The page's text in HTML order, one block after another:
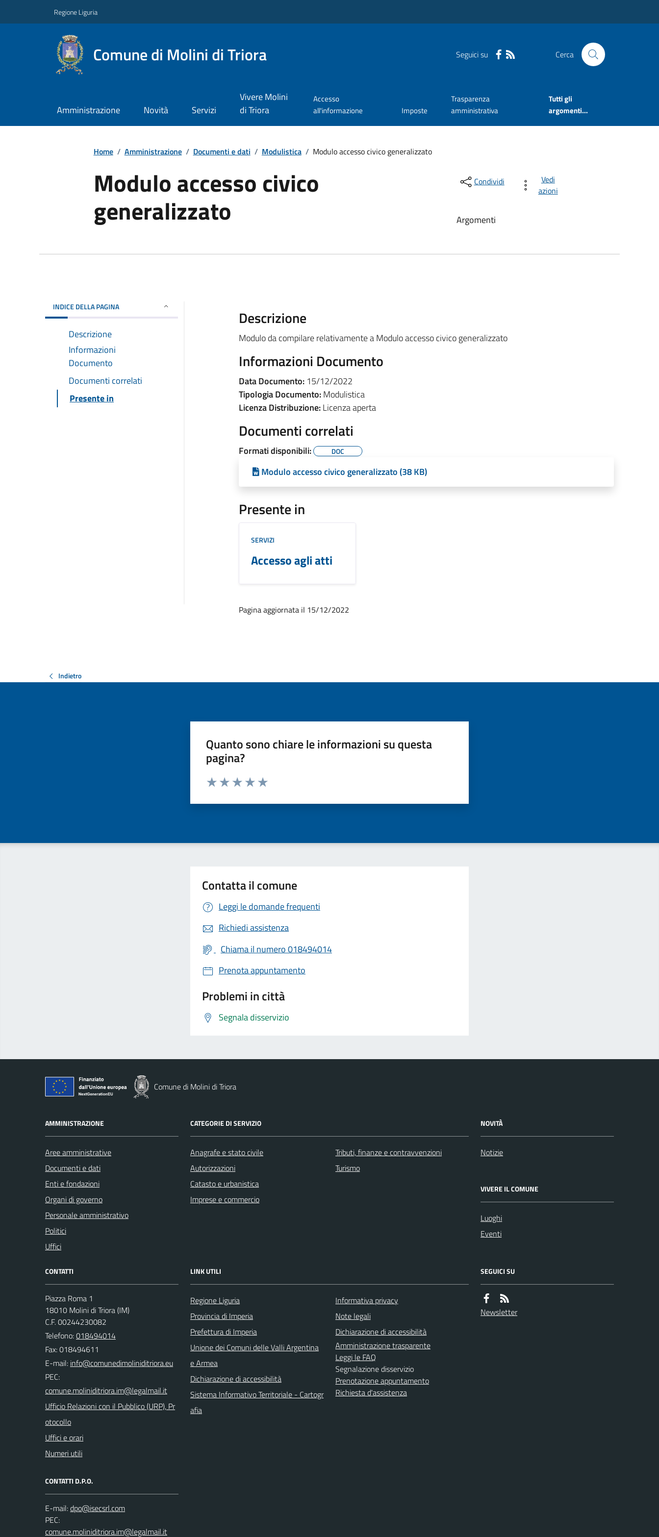
Regione Liguria
Comune di Molini di Triora Seguici su Cerca
Amministrazione Novità Servizi
Vivere Molini
di Triora
Accesso
all'informazione
Imposte
Trasparenza
amministrativa
Tutti gli
argomenti...
Home / Amministrazione / Documenti e dati / Modulistica / Modulo accesso civico generalizzato
Modulo accesso civico
generalizzato
Condividi
Vedi
azioni
Argomenti
INDICE DELLA PAGINA
Descrizione
Informazioni
Documento
Documenti correlati
Presente in
Descrizione
Modulo da compilare relativamente a Modulo accesso civico generalizzato
Informazioni Documento
Data Documento:15/12/2022
Tipologia Documento:Modulistica
Licenza Distribuzione:Licenza aperta
Documenti correlati
Formati disponibili: DOC
Modulo accesso civico generalizzato (38 KB)
Presente in
SERVIZI
Accesso agli atti
Pagina aggiornata il 15/12/2022
Indietro
Quanto sono chiare le informazioni su questa
pagina?
Valuta da 1 a 5 stelle la pagina
Contatta il comune
Leggi le domande frequenti
Richiedi assistenza
Chiama il numero 018494014
Prenota appuntamento
Problemi in città
Segnala disservizio
Comune di Molini di Triora
AMMINISTRAZIONE
Aree amministrative
Documenti e dati
Enti e fondazioni
Organi di governo
Personale amministrativo
Politici
Uffici
CATEGORIE DI SERVIZIO
Anagrafe e stato civile
Autorizzazioni
Catasto e urbanistica
Imprese e commercio
Tributi, finanze e contravvenzioni
Turismo
NOVITÀ
Notizie
VIVERE IL COMUNE
Luoghi
Eventi
CONTATTI
Piazza Roma 1
18010 Molini di Triora (IM)
C.F. 00244230082
Telefono:018494014
Fax: 018494611
E-mail:
PEC:
Ufficio Relazioni con il Pubblico (URP), Pr
otocollo
Uffici e orari
Numeri utili
CONTATTI D.P.O.
E-mail:
PEC:
LINK UTILI
Regione Liguria
Provincia di Imperia
Prefettura di Imperia
Unione dei Comuni delle Valli Argentina
e Armea
Dichiarazione di accessibilità
Sistema Informativo Territoriale - Cartogr
afia
Informativa privacy
Note legali
Dichiarazione di accessibilità
Amministrazione trasparente
Leggi le FAQ
Segnalazione disservizio
Prenotazione appuntamento
Richiesta d'assistenza
SEGUICI SU
Newsletter